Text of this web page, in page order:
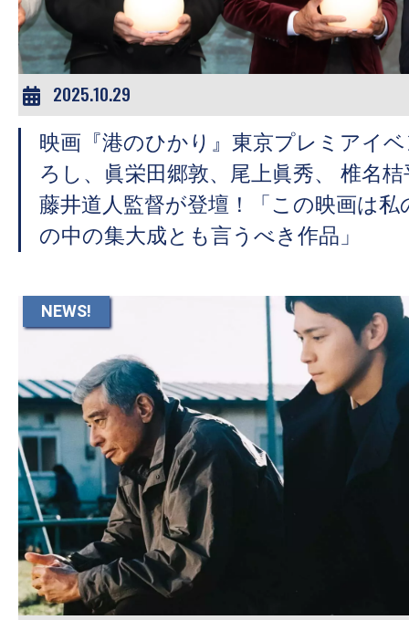
2025.10.29
映画『港のひかり』東京プレミアイ
ろし、眞栄田郷敦、尾上眞秀、 椎名
藤井道人監督が登壇！「この映画は私
の中の集大成とも言うべき作品」
NEWS!